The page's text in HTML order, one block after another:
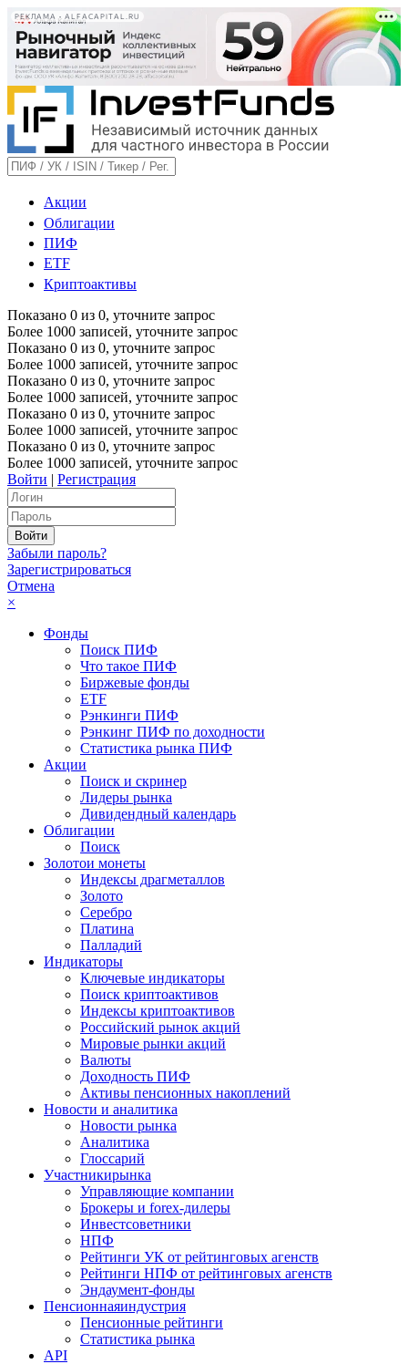
РЕКЛАМА • ALFACAPITAL.RU
Акции
Облигации
ПИФ
ETF
Криптоактивы
Показано 0 из 0, уточните запрос
Более 1000 записей, уточните запрос
Показано 0 из 0, уточните запрос
Более 1000 записей, уточните запрос
Показано 0 из 0, уточните запрос
Более 1000 записей, уточните запрос
Показано 0 из 0, уточните запрос
Более 1000 записей, уточните запрос
Показано 0 из 0, уточните запрос
Более 1000 записей, уточните запрос
Войти | Регистрация
Забыли пароль?
Зарегистрироваться
Отмена
×
Фонды
Поиск ПИФ
Что такое ПИФ
Биржевые фонды
ETF
Рэнкинги ПИФ
Рэнкинг ПИФ по доходности
Статистика рынка ПИФ
Акции
Поиск и скринер
Лидеры рынка
Дивидендный календарь
Облигации
Поиск
Золотои монеты
Индексы драгметаллов
Золото
Серебро
Платина
Палладий
Индикаторы
Ключевые индикаторы
Поиск криптоактивов
Индексы криптоактивов
Российский рынок акций
Мировые рынки акций
Валюты
Доходность ПИФ
Активы пенсионных накоплений
Новости и аналитика
Новости рынка
Аналитика
Глоссарий
Участникирынка
Управляющие компании
Брокеры и forex-дилеры
Инвестсоветники
НПФ
Рейтинги УК от рейтинговых агенств
Рейтинги НПФ от рейтинговых агенств
Эндаумент-фонды
Пенсионнаяиндустрия
Пенсионные рейтинги
Статистика рынка
API